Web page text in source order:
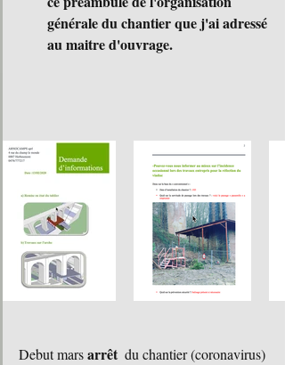
générale du chantier que j'ai adressé
au maitre d'ouvrage.
Debut mars arrêt du chantier (coronavirus)